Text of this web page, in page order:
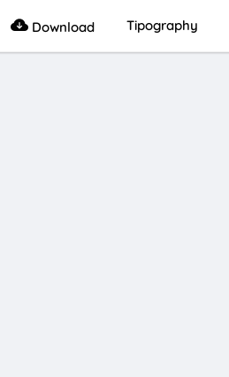
Download Tipography